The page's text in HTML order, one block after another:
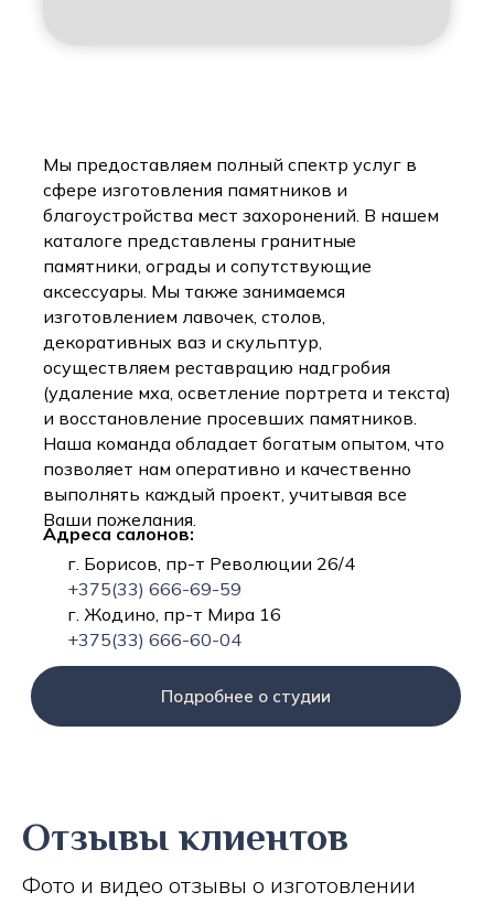
Мы предоставляем полный спектр услуг в
сфере изготовления памятников и
благоустройства мест захоронений. В нашем
каталоге представлены гранитные
памятники, ограды и сопутствующие
аксессуары. Мы также занимаемся
изготовлением лавочек, столов,
декоративных ваз и скульптур,
осуществляем реставрацию надгробия
(удаление мха, осветление портрета и текста)
и восстановление просевших памятников.
Наша команда обладает богатым опытом, что
позволяет нам оперативно и качественно
выполнять каждый проект, учитывая все
Ваши пожелания.
Адреса салонов:
г. Борисов, пр-т Революции 26/4
+375(33) 666-69-59
г. Жодино, пр-т Мира 16
+375(33) 666-60-04
Подробнее о студии
Отзывы клиентов
Фото и видео отзывы о изготовлении